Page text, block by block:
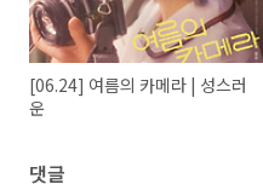
[06.24] 여름의 카메라 | 성스러
운
댓글